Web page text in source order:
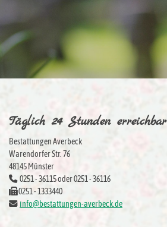
Täglich 24 Stunden erreichbar
Bestattungen Averbeck
Warendorfer Str. 76
48145 Münster
0251 - 36115 oder 0251 - 36116
0251 - 1333440
info@bestattungen-averbeck.de